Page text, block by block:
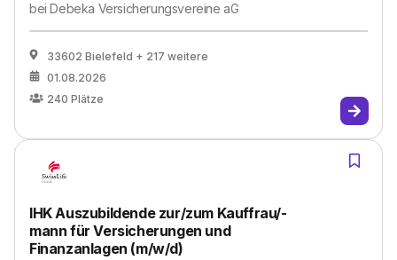
beiDebeka Versicherungsvereine aG
33602 Bielefeld + 217 weitere
01.08.2026
240 Plätze
IHK Auszubildende zur/zum Kauffrau/-
mann für Versicherungen und
Finanzanlagen (m/w/d)